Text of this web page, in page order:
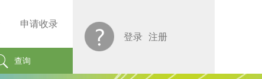
申请收录
查询
登录 注册